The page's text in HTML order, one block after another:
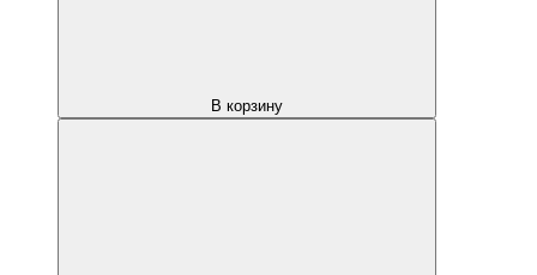
В корзину